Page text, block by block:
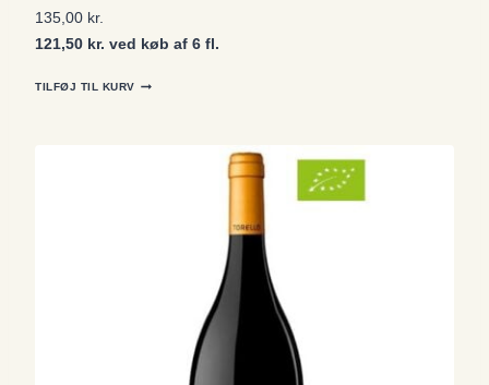
135,00 kr.
121,50 kr. ved køb af 6 fl.
TILFØJ TIL KURV